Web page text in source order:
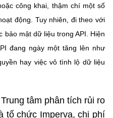
lượng
English
công khai, thậm chí một số
động. Tuy nhiên, đi theo với
bảo mật dữ liệu trong API. Hiện
đang ngày một tăng lên như
hay việc vô tình lộ dữ liệu
tâm phân tích rủi ro
tổ chức Imperva, chi phí